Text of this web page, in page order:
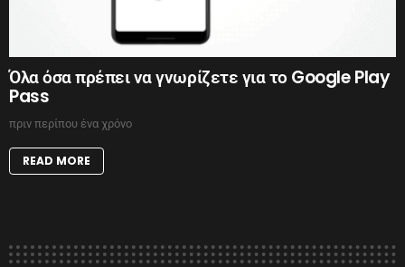
Όλα όσα πρέπει να γνωρίζετε για το Google Play
Pass
πριν περίπου ένα χρόνο
READ MORE